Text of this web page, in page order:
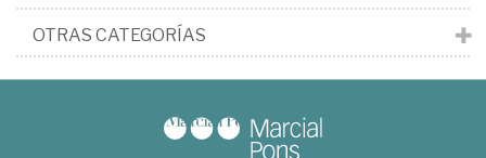
OTRAS CATEGORÍAS